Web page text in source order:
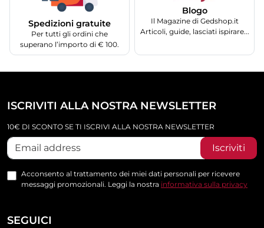
Spedizioni gratuite
Per tutti gli ordini che
superano l’importo di € 100.
Blogo
Il Magazine di Gedshop.it
Articoli, guide, lasciati ispirare...
ISCRIVITI ALLA NOSTRA NEWSLETTER
10€ DI SCONTO SE TI ISCRIVI ALLA NOSTRA NEWSLETTER
Iscriviti
Acconsento al trattamento dei miei dati personali per ricevere
messaggi promozionali. Leggi la nostra informativa sulla privacy
SEGUICI